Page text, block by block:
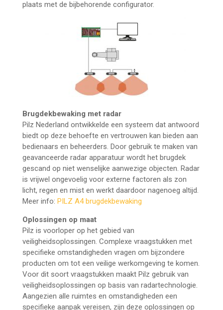
plaats met de bijbehorende configurator.
Brugdekbewaking met radar
Pilz Nederland ontwikkelde een systeem dat antwoord
biedt op deze behoefte en vertrouwen kan bieden aan
bedienaars en beheerders. Door gebruik te maken van
geavanceerde radar apparatuur wordt het brugdek
gescand op niet wenselijke aanwezige objecten. Radar
is vrijwel ongevoelig voor externe factoren als zon
licht, regen en mist en werkt daardoor nagenoeg altijd.
Meer info: PILZ A4 brugdekbewaking
Oplossingen op maat
Pilz is voorloper op het gebied van
veiligheidsoplossingen. Complexe vraagstukken met
specifieke omstandigheden vragen om bijzondere
producten om tot een veilige werkomgeving te komen.
Voor dit soort vraagstukken maakt Pilz gebruik van
veiligheidsoplossingen op basis van radartechnologie.
Aangezien alle ruimtes en omstandigheden een
specifieke aanpak vereisen, zijn deze oplossingen op